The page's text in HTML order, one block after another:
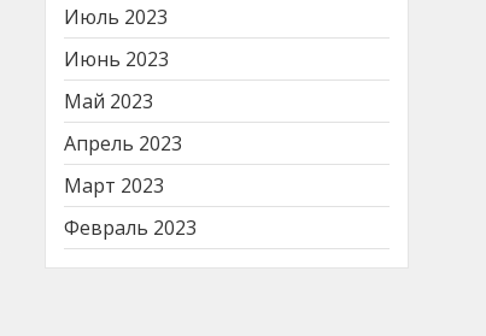
Июль 2023
Июнь 2023
Май 2023
Апрель 2023
Март 2023
Февраль 2023